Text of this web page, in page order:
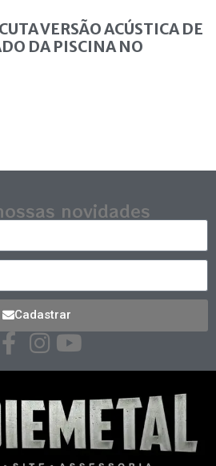
VERSÃO ACÚSTICA DE
DA PISCINA NO
novidades
Cadastrar